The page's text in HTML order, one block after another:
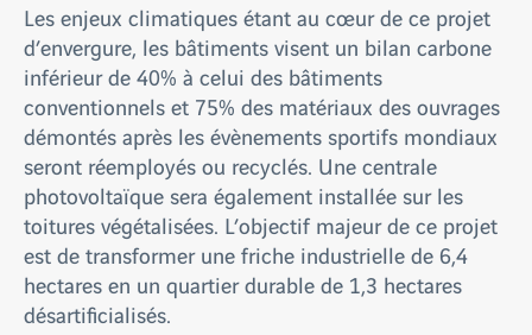
Les enjeux climatiques étant au cœur de ce projet
d’envergure, les bâtiments visent un bilan carbone
inférieur de 40% à celui des bâtiments
conventionnels et 75% des matériaux des ouvrages
démontés après les évènements sportifs mondiaux
seront réemployés ou recyclés. Une centrale
photovoltaïque sera également installée sur les
toitures végétalisées. L’objectif majeur de ce projet
est de transformer une friche industrielle de 6,4
hectares en un quartier durable de 1,3 hectares
désartificialisés.